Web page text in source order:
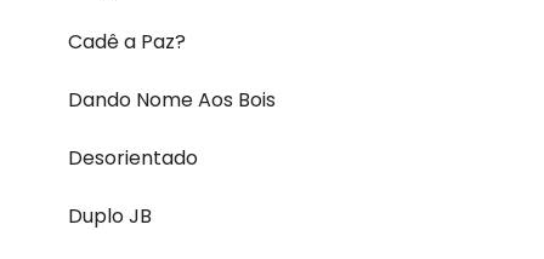
Cadê a Paz?
Dando Nome Aos Bois
Desorientado
Duplo JB